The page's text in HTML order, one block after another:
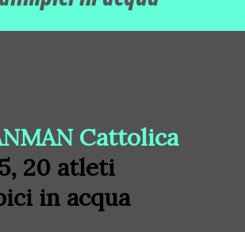
Cattolica
20 atleti
in acqua